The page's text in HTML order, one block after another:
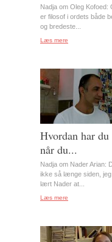
Nadja om Oleg Kofoed:
er filosof i ordets både
og bredeste...
Læs mere
Hvordan har du
når du...
Nadja om Nader Arian:
ikke så længe siden,
lært Nader at...
Læs mere